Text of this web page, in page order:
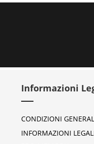
Informazioni
CONDIZIONI
INFORMAZIONI